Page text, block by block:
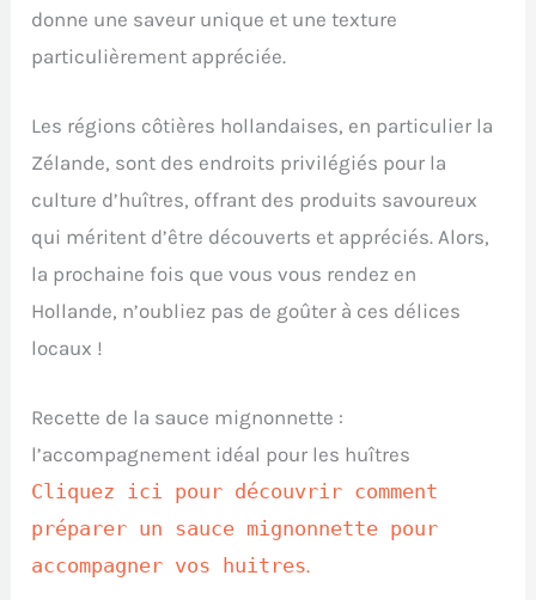
donne une saveur unique et une texture
particulièrement appréciée.
Les régions côtières hollandaises, en particulier la
Zélande, sont des endroits privilégiés pour la
culture d’huîtres, offrant des produits savoureux
qui méritent d’être découverts et appréciés. Alors,
la prochaine fois que vous vous rendez en
Hollande, n’oubliez pas de goûter à ces délices
locaux !
Recette de la sauce mignonnette :
l’accompagnement idéal pour les huîtres
Cliquez ici pour découvrir comment
préparer un sauce mignonnette pour
accompagner vos huitres.